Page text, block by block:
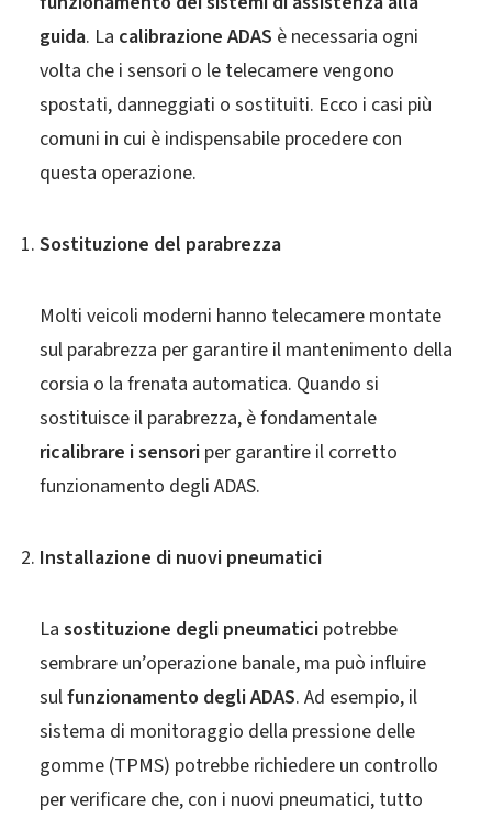
guida. La calibrazione ADAS è necessaria ogni
volta che i sensori o le telecamere vengono
spostati, danneggiati o sostituiti. Ecco i casi più
comuni in cui è indispensabile procedere con
questa operazione.
Sostituzione del parabrezza
Molti veicoli moderni hanno telecamere montate
sul parabrezza per garantire il mantenimento della
corsia o la frenata automatica. Quando si
sostituisce il parabrezza, è fondamentale
ricalibrare i sensori per garantire il corretto
funzionamento degli ADAS.
Installazione di nuovi pneumatici
La sostituzione degli pneumatici potrebbe
sembrare un’operazione banale, ma può influire
sulfunzionamento degli ADAS. Ad esempio, il
sistema di monitoraggio della pressione delle
gomme (TPMS) potrebbe richiedere un controllo
per verificare che, con i nuovi pneumatici, tutto